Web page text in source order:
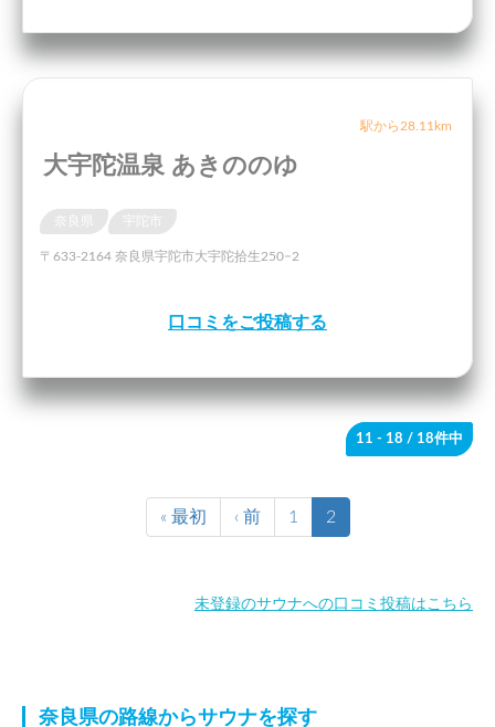
駅から28.11km
大宇陀温泉 あきののゆ
奈良県
〒633-2164 奈良県宇陀市大宇陀拾生250−2
口コミをご投稿する
11 - 18 / 18件中
« 最初 ‹ 前 1 2
未登録のサウナへの口コミ投稿はこちら
奈良県の路線からサウナを探す